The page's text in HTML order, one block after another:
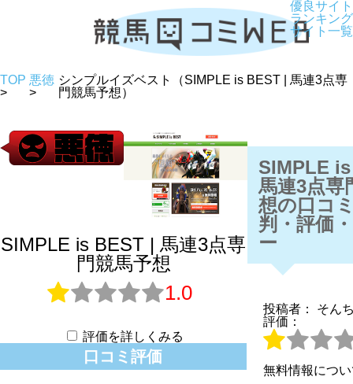
優良サイト
ランキング
サイト一覧
TOP
>
悪徳
>
シンプルイズベスト（SIMPLE is BEST | 馬連3点専
門競馬予想）
SIMPLE is BEST | 馬連3点専
門競馬予想
1.0
評価を詳しくみる
口コミ評価
SIMPLE
馬連3点専
想の口コ
判・評価
ー
投稿者： そん
評価：
無料情報につ